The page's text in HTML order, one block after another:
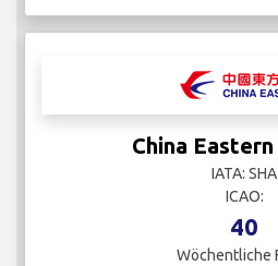
China
IATA: SHA
ICAO:
40
Wöchentliche